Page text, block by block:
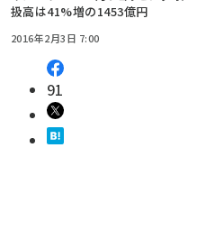
扱高は41%増の1453億円
2016年2月3日 7:00
91